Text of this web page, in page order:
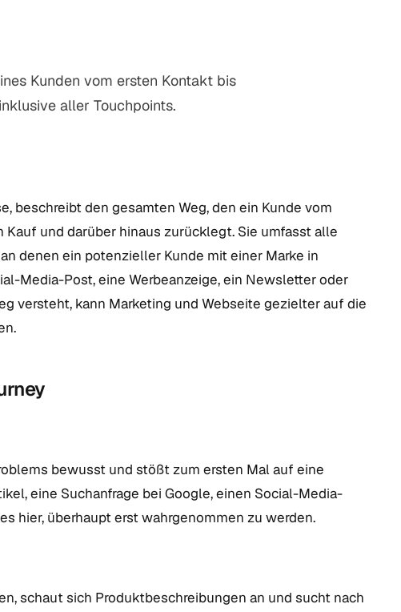
Kunden vom ersten Kontakt bis
aller Touchpoints.
beschreibt den gesamten Weg, den ein Kunde vom
und darüber hinaus zurücklegt. Sie umfasst alle
denen ein potenzieller Kunde mit einer Marke in
Media-Post, eine Werbeanzeige, ein Newsletter oder
versteht, kann Marketing und Webseite gezielter auf die
bewusst und stößt zum ersten Mal auf eine
eine Suchanfrage bei Google, einen Social-Media-
hier, überhaupt erst wahrgenommen zu werden.
schaut sich Produktbeschreibungen an und sucht nach